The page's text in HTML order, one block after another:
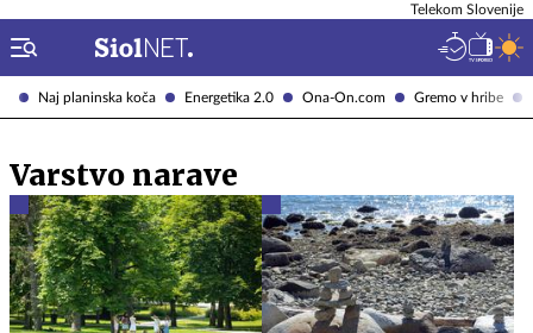
Naj planinska koča Energetika 2.0 Ona-On.com Gremo v hribe
Telekom Slovenije
Varstvo narave